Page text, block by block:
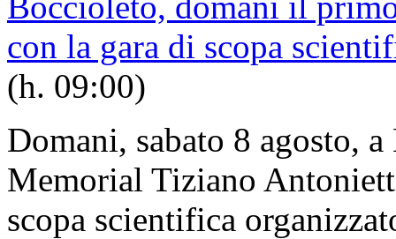
con la gara di scopa
(h. 09:00)
Domani, sabato 8 agosto,
Memorial Tiziano
scopa scientifica